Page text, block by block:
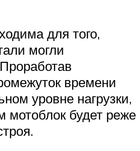
для того,
могли
времени
уровне нагрузки,
мотоблок будет реже